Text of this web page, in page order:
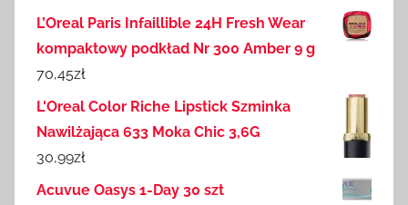
L’Oreal Paris Infaillible 24H Fresh Wear
kompaktowy podkład Nr 300 Amber 9 g
70,45zł
L'Oreal Color Riche Lipstick Szminka
Nawilżająca 633 Moka Chic 3,6G
30,99zł
Acuvue Oasys 1-Day 30 szt